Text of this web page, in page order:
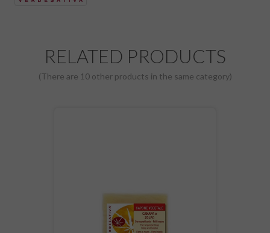
RELATED PRODUCTS
(There are 10 other products in the same category)